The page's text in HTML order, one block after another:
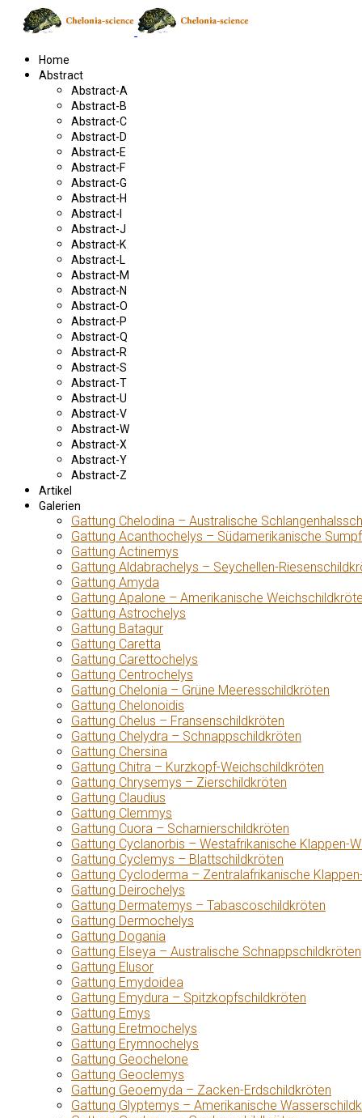
Home
Abstract
Abstract-A
Abstract-B
Abstract-C
Abstract-D
Abstract-E
Abstract-F
Abstract-G
Abstract-H
Abstract-I
Abstract-J
Abstract-K
Abstract-L
Abstract-M
Abstract-N
Abstract-O
Abstract-P
Abstract-Q
Abstract-R
Abstract-S
Abstract-T
Abstract-U
Abstract-V
Abstract-W
Abstract-X
Abstract-Y
Abstract-Z
Artikel
Galerien
Gattung Chelodina – Australische
Gattung Acanthochelys – Südamerikanische
Gattung Actinemys
Gattung Aldabrachelys – Seychellen-
Gattung Amyda
Gattung Apalone – Amerikanische
Gattung Astrochelys
Gattung Batagur
Gattung Caretta
Gattung Carettochelys
Gattung Centrochelys
Gattung Chelonia – Grüne Meeresschildkröten
Gattung Chelonoidis
Gattung Chelus – Fransenschildkröten
Gattung Chelydra – Schnappschildkröten
Gattung Chersina
Gattung Chitra – Kurzkopf-Weichschildkröten
Gattung Chrysemys – Zierschildkröten
Gattung Claudius
Gattung Clemmys
Gattung Cuora – Scharnierschildkröten
Gattung Cyclanorbis – Westafrikanische Klappen-
Gattung Cyclemys – Blattschildkröten
Gattung Cycloderma – Zentralafrikanische
Gattung Deirochelys
Gattung Dermatemys – Tabascoschildkröten
Gattung Dermochelys
Gattung Dogania
Gattung Elseya – Australische Schnappschildkröten
Gattung Elusor
Gattung Emydoidea
Gattung Emydura – Spitzkopfschildkröten
Gattung Emys
Gattung Eretmochelys
Gattung Erymnochelys
Gattung Geochelone
Gattung Geoclemys
Gattung Geoemyda – Zacken-Erdschildkröten
Gattung Glyptemys – Amerikanische